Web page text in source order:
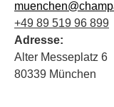
+49 89 519 96 899
Adresse:
Alter Messeplatz 6
80339 München